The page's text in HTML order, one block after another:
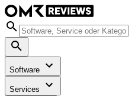
Software
Services